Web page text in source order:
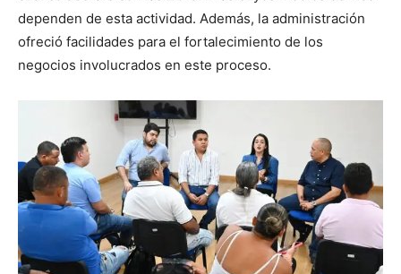
dependen de esta actividad. Además, la administración
ofreció facilidades para el fortalecimiento de los
negocios involucrados en este proceso.